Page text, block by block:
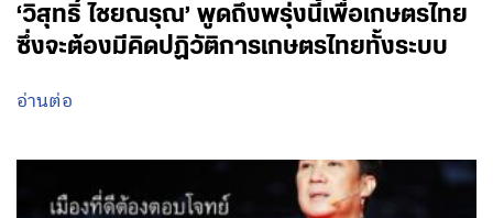
‘วิสุทธิ์ ไชยณรุณ’ พูดถึงพรุ่งนี้เพื่อเกษตรไทย
ซึ่งจะต้องมีคิดปฏิวัติการเกษตรไทยทั้งระบบ
อ่านต่อ